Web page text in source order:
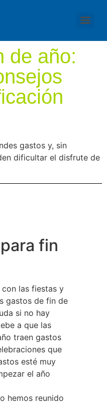
de año:
gastos y, sin
dificultar el disfrute de
fin
las fiestas y
gastos de fin de
si no hay
a que las
traen gastos
que
esté muy
el año
hemos reunido